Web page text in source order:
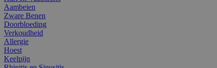
Aambeien
Zware Benen
Doorbloeding
Verkoudheid
Allergie
Hoest
Keelpijn